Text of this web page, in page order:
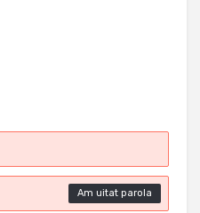
Am uitat parola